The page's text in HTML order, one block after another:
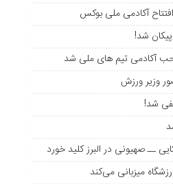
آکادمی ملی بوکس
پیکان شد!
وزیر ورزش
شد!
ــ صهیونی در البرز کلید خورد
میزبانی می‌کند